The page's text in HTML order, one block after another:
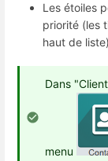
Les étoiles
priorité (les
haut de
Dans
menu